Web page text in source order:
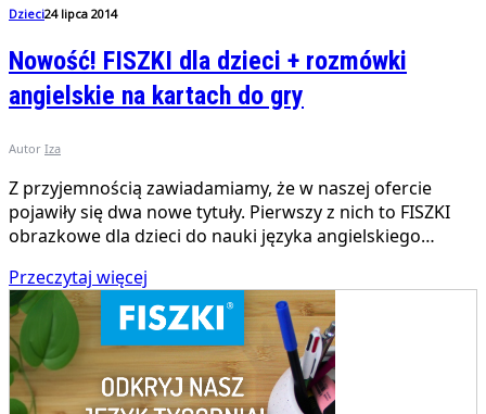
Dzieci24 lipca 2014
Nowość! FISZKI dla dzieci + rozmówki
angielskie na kartach do gry
Autor Iza
Z przyjemnością zawiadamiamy, że w naszej ofercie
pojawiły się dwa nowe tytuły. Pierwszy z nich to FISZKI
obrazkowe dla dzieci do nauki języka angielskiego…
Przeczytaj więcej